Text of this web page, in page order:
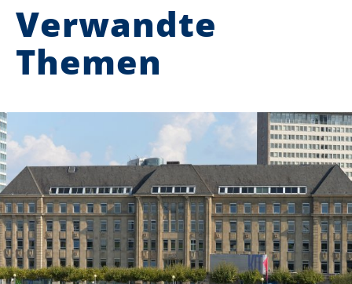
Verwandte
Themen